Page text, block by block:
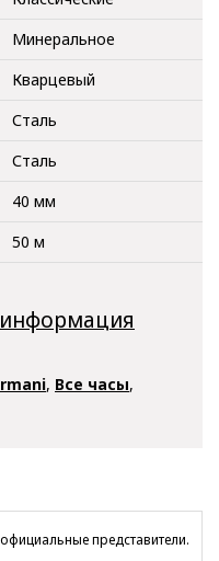
Минеральное
Кварцевый
Сталь
Сталь
40 мм
50 м
, Все часы,
представители.